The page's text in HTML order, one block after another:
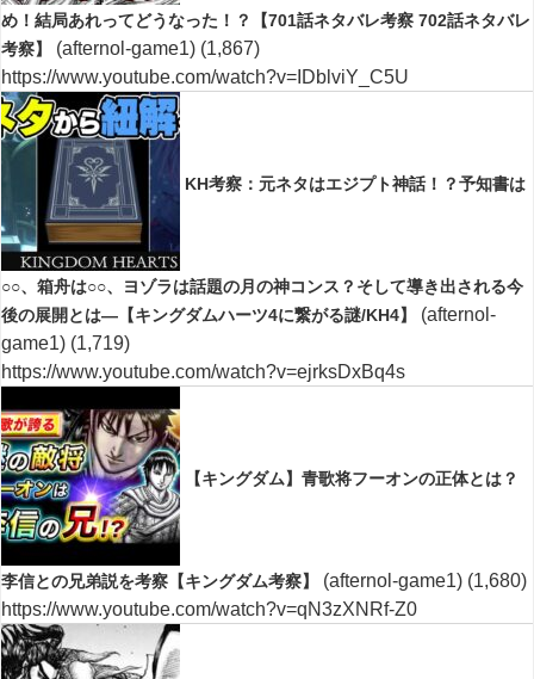
め！結局あれってどうなった！？【701話ネタバレ考察 702話ネタバレ
考察】
(afternol-game1) (1,867)
https://www.youtube.com/watch?v=IDblviY_C5U
KH考察：元ネタはエジプト神話！？予知書は
○○、箱舟は○○、ヨゾラは話題の月の神コンス？そして導き出される今
後の展開とは―【キングダムハーツ4に繋がる謎/KH4】
(afternol-
game1) (1,719)
https://www.youtube.com/watch?v=ejrksDxBq4s
【キングダム】青歌将フーオンの正体とは？
李信との兄弟説を考察【キングダム考察】 (afternol-game1) (1,680)
https://www.youtube.com/watch?v=qN3zXNRf-Z0